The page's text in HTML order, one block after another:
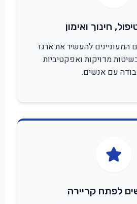
חינוך ואימון
המעוניינים להעשיר את ארגז
מדויקות ואפקטיביות
עם אנשים.
לפתח קריירה